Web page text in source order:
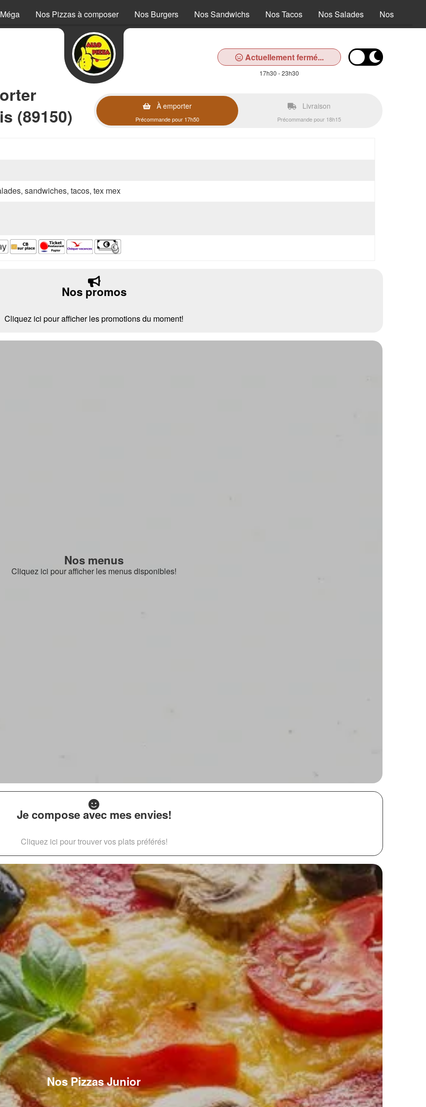
Nos Pizzas à composer Nos Burgers Nos Sandwichs Nos Tacos Nos Salades Nos Tex Mex
Actuellement fermé...
17h30 - 23h30
(89150)
À emporter
Précommande pour 17h50
Livraison
Précommande pour 18h15
sandwiches, tacos, tex mex
Nos promos
Cliquez ici pour afficher les promotions du moment!
Nos menus
Cliquez ici pour afficher les menus disponibles!
Je compose avec mes envies!
Cliquez ici pour trouver vos plats préférés!
Nos Pizzas Junior